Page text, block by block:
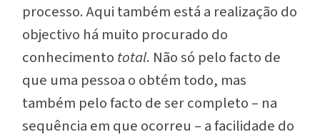
processo. Aqui também está a realização do
objectivo há muito procurado do
conhecimento total. Não só pelo facto de
que uma pessoa o obtém todo, mas
também pelo facto desercompleto – na
sequência em que ocorreu – a facilidade do